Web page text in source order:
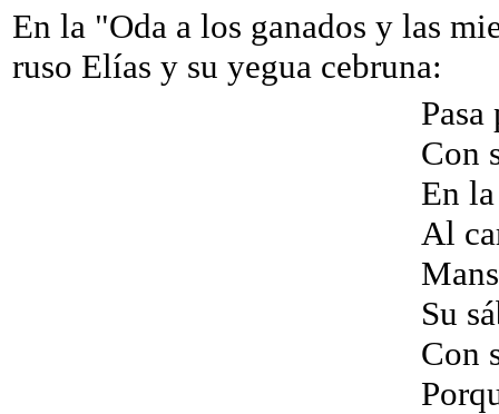
En la "Oda a los ganados y las
ruso Elías y su yegua cebruna:
Con
En
Al
Su
Con